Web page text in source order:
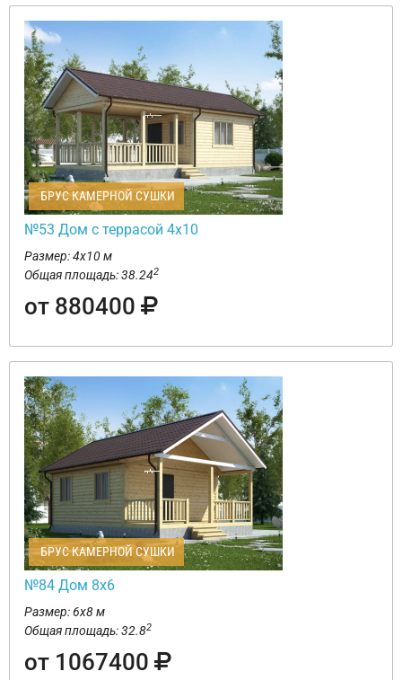
БРУС КАМЕРНОЙ СУШКИ
№53 Дом с террасой 4х10
Размер: 4х10 м
Общая площадь: 38.242
от 880400
БРУС КАМЕРНОЙ СУШКИ
№84 Дом 8х6
Размер: 6х8 м
Общая площадь: 32.82
от 1067400